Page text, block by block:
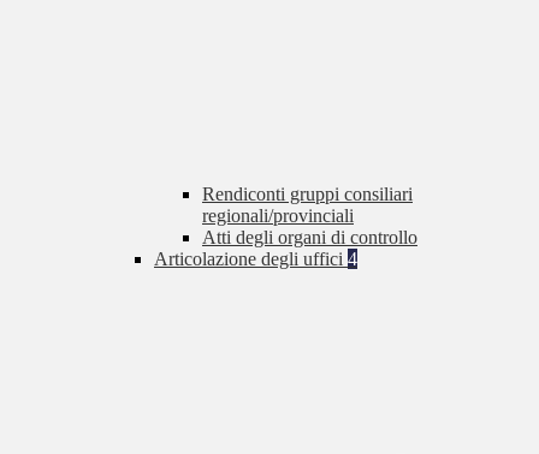
Rendiconti gruppi consiliari
regionali/provinciali
Atti degli organi di controllo
Articolazione degli uffici 4